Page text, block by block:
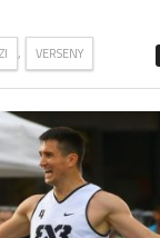
, VERSENY